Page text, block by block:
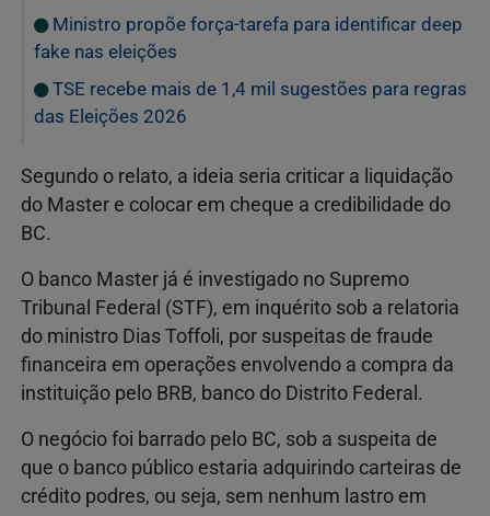
Ministro propõe força-tarefa para identificar deep
fake nas eleições
TSE recebe mais de 1,4 mil sugestões para regras
das Eleições 2026
Segundo o relato, a ideia seria criticar a liquidação
do Master e colocar em cheque a credibilidade do
BC.
O banco Master já é investigado no Supremo
Tribunal Federal (STF), em inquérito sob a relatoria
do ministro Dias Toffoli, por suspeitas de fraude
financeira em operações envolvendo a compra da
instituição pelo BRB, banco do Distrito Federal.
O negócio foi barrado pelo BC, sob a suspeita de
que o banco público estaria adquirindo carteiras de
crédito podres, ou seja, sem nenhum lastro em